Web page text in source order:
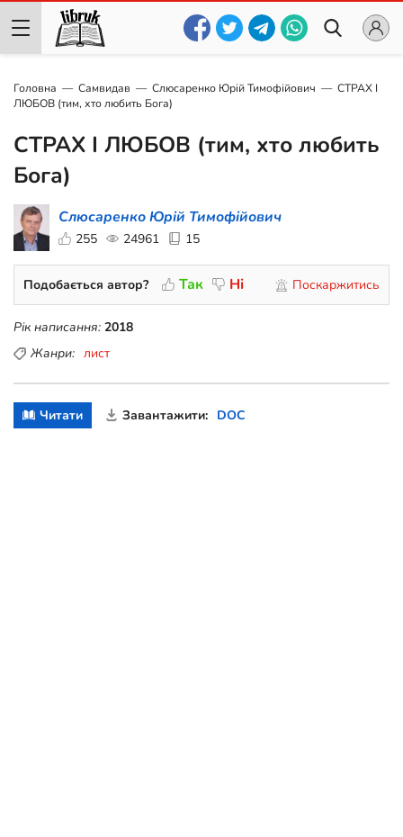
Головна Самвидав Слюсаренко Юрій Тимофійович
СТРАХ І
ЛЮБОВ (тим, хто любить Бога)
СТРАХ І ЛЮБОВ (тим, хто любить
Бога)
Слюсаренко Юрій Тимофійович
255 24961 15
Подобається автор? Так Ні Поскаржитись
Рік написання: 2018
Жанри: лист
Читати Завантажити: DOC